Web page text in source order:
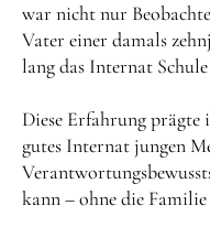
war nicht nur
Vater einer damals
lang das Internat
Diese Erfahrung
gutes Internat jungen
kann – ohne die Familie